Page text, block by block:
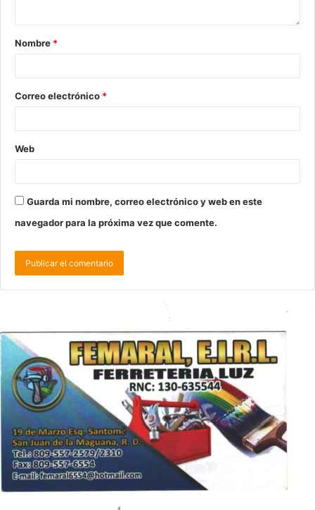
Nombre *
Correo electrónico *
Web
Guarda mi nombre, correo electrónico y web en este
navegador para la próxima vez que comente.